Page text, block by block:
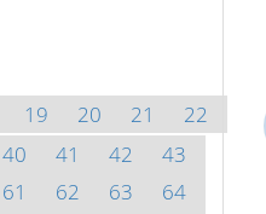
19 20 21
22
40 41 42
43
61 62 63
64